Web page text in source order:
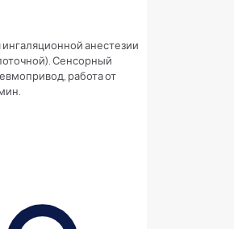
ингаляционной анестезии
Сенсорный
работа от